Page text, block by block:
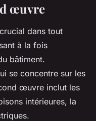
œuvre
dans tout
à la fois
bâtiment.
se concentre sur les
œuvre inclut les
intérieures, la